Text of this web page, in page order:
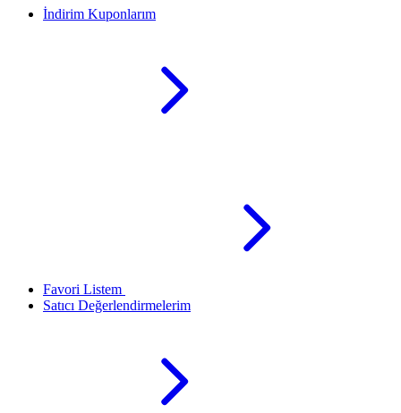
İndirim Kuponlarım
Favori Listem
Satıcı Değerlendirmelerim